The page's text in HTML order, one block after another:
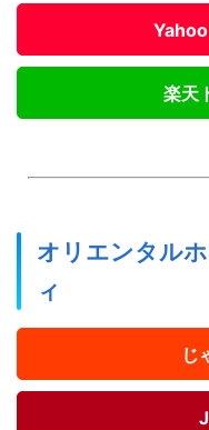
楽天
オリエンタル
ィ
じ